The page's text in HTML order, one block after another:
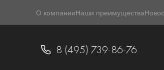
О компанииНаши преимущества
8 (495) 739-86-76